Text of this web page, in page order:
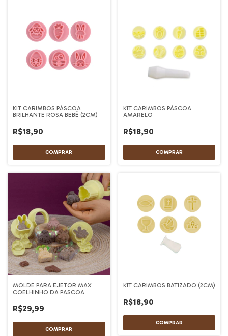
KIT CARIMBOS PÁSCOA
BRILHANTE ROSA BEBÊ (2CM)
R$18,90
KIT CARIMBOS PÁSCOA
AMARELO
R$18,90
MOLDE PARA EJETOR MAX
COELHINHO DA PASCOA
R$29,99
KIT CARIMBOS BATIZADO (2CM)
R$18,90